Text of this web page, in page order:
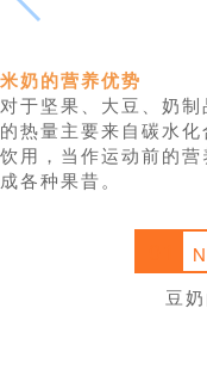
米奶的营养优势
对于坚果、大豆、奶
的热量主要来自碳水
饮用，当作运动前的
成各种果昔。
豆